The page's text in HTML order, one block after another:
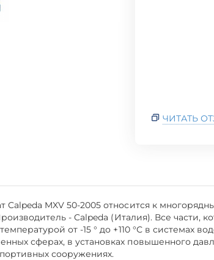
ЧИТАТЬ
Calpeda MXV 50-2005 относится к
- Calpeda (Италия). Все
от -15 ° до +110 °С в
сферах, в установках повышенного
сооружениях.